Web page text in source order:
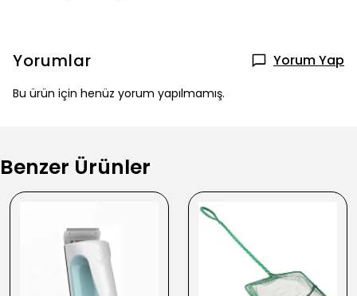
Yorumlar Yorum Yap
Bu ürün için henüz yorum yapılmamış.
Benzer Ürünler